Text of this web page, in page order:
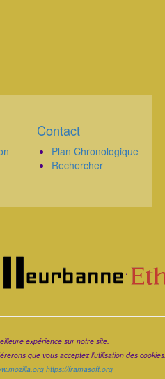
Corps
Contact
Plan Chronologique
Rechercher
.
expérience sur notre site.
que vous acceptez l'utilisation des cookies.
https://framasoft.org